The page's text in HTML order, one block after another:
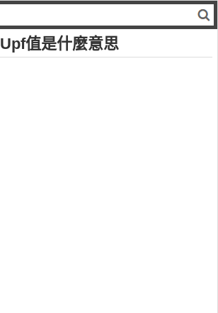
Upf值是什麼意思